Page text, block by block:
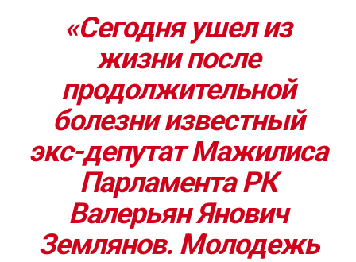
«Сегодня ушел из
жизни после
продолжительной
болезни известный
экс-депутат Мажилиса
Парламента РК
Валерьян Янович
Землянов. Молодежь